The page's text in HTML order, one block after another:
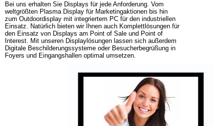
Bei uns erhalten Sie Displays für jede Anforderung. Vom
weltgrößten Plasma Display für Marketingaktionen bis hin
zum Outdoordisplay mit integriertem PC für den industriellen
Einsatz. Natürlich bieten wir Ihnen auch Komplettlösungen für
den Einsatz von Displays am Point of Sale und Point of
Interest. Mit unseren Displaylösungen lassen sich außerdem
Digitale Beschilderungssysteme oder Besucherbegrüßung in
Foyers und Eingangshallen optimal umsetzen.